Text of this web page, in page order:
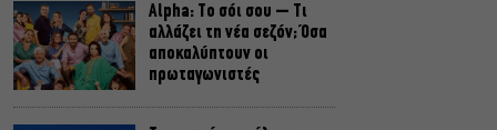
Alpha: Το σόι σου – Τι
αλλάζει τη νέα σεζόν; Όσα
αποκαλύπτουν οι
πρωταγωνιστές